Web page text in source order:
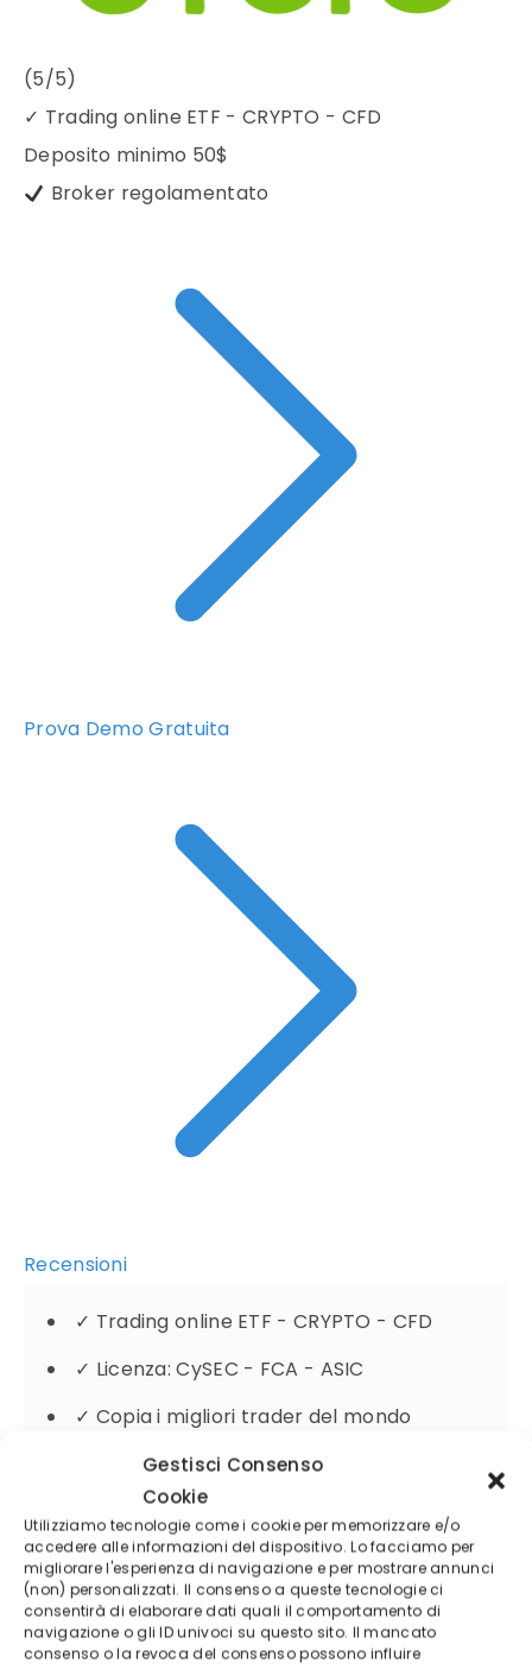
Gestisci Consenso
Cookie
Utilizziamo tecnologie come i cookie per memorizzare e/o
accedere alle informazioni del dispositivo. Lo facciamo per
migliorare l'esperienza di navigazione e per mostrare annunci
(non) personalizzati. Il consenso a queste tecnologie ci
consentirà di elaborare dati quali il comportamento di
navigazione o gli ID univoci su questo sito. Il mancato
consenso o la revoca del consenso possono influire
(5/5)
✓ Trading online ETF - CRYPTO - CFD
Deposito minimo 50$
Broker regolamentato
Prova Demo Gratuita
Recensioni
✓ Trading online ETF - CRYPTO - CFD
✓ Licenza: CySEC - FCA - ASIC
✓ Copia i migliori trader del mondo
Il 52% dei conti degli investitori retail perde
denaro negoziando CFD con questo fornitore